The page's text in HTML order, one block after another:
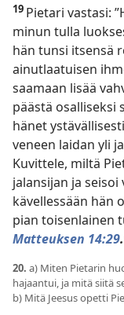
19 Pietari vastasi:
minun tulla
hän tunsi itsensä
ainutlaatuisen
saamaan lisää
päästä osalliseksi
hänet
veneen laidan yli
Kuvittele, miltä
jalansijan ja seisoi
kävellessään hän
pian toisenlainen
Matteuksen 14:29.
20. a) Miten Pietarin
hajaantui, ja mitä siitä
b) Mitä Jeesus opetti